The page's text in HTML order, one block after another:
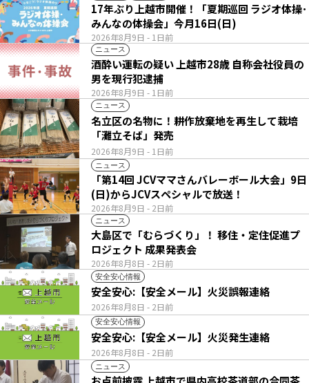
2026年8月9日 - 1日前
17年ぶり上越市開催！「夏期巡回 ラジオ体操･
みんなの体操会」今月16日(日)
ニュース
2026年8月9日 - 1日前
酒酔い運転の疑い 上越市28歳 自称会社役員の
男を現行犯逮捕
ニュース
2026年8月9日 - 1日前
名立区の名物に！耕作放棄地を再生して栽培
「灘立そば」発売
ニュース
2026年8月9日 - 2日前
「第14回 JCVママさんバレーボール大会」9日
(日)からJCVスペシャルで放送！
ニュース
2026年8月8日 - 2日前
大島区で「むらづくり」！ 移住・定住促進プ
ロジェクト 成果発表会
安全安心情報
2026年8月8日 - 2日前
安全安心:【安全メール】火災誤報連絡
安全安心情報
2026年8月8日 - 2日前
安全安心:【安全メール】火災発生連絡
ニュース